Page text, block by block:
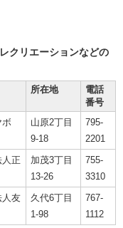
クリエーションなどの
所在地
電話
番号
山原2丁目
9-18
795-
2201
正
加茂3丁目
13-26
755-
3310
人友
久代6丁目
1-98
767-
1112